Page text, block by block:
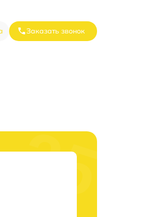
Заказать звонок